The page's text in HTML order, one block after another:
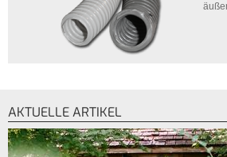
AKTUELLE ARTIKEL